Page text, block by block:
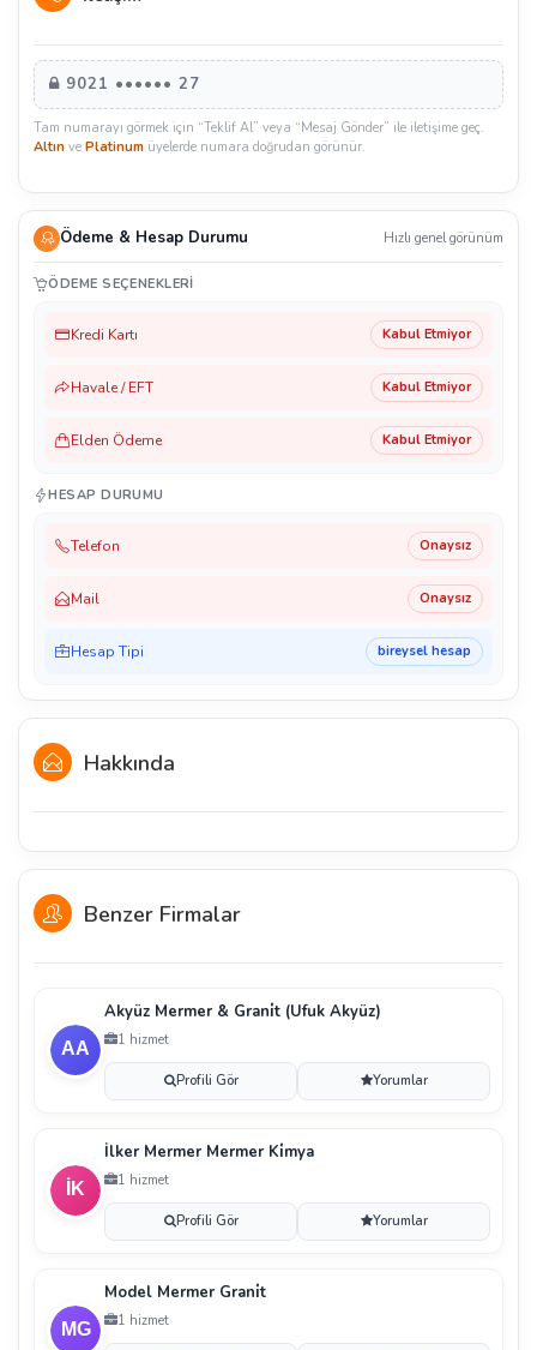
9021 •••••• 27
Tam numarayı görmek için “Teklif Al” veya “Mesaj Gönder” ile iletişime geç.
Altın ve Platinum üyelerde numara doğrudan görünür.
Ödeme & Hesap Durumu Hızlı genel görünüm
ÖDEME SEÇENEKLERI
Kredi Kartı Kabul Etmiyor
Havale / EFT Kabul Etmiyor
Elden Ödeme Kabul Etmiyor
HESAP DURUMU
Telefon Onaysız
Mail Onaysız
Hesap Tipi bireysel hesap
Hakkında
Benzer Firmalar
Akyüz Mermer & Grani̇t (Ufuk Akyüz)
1 hizmet
Profili Gör Yorumlar
İlker Mermer Mermer Ki̇mya
1 hizmet
Profili Gör Yorumlar
Model Mermer Grani̇t
1 hizmet